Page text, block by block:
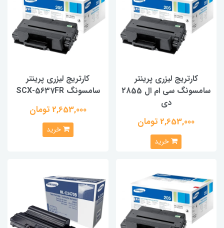
کارتریج لیزری پرینتر
سامسونگ سی ام ال 2855
دی
2,653,000 تومان
خرید
کارتریج لیزری پرینتر
سامسونگ SCX-5637FR
2,653,000 تومان
خرید